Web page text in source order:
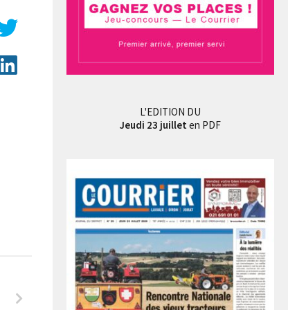
L'EDITION DU
Jeudi 23 juillet en PDF